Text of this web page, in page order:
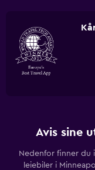
Avis sine
Nedenfor finner du
leiebiler i